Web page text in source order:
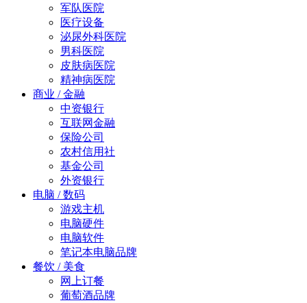
军队医院
医疗设备
泌尿外科医院
男科医院
皮肤病医院
精神病医院
商业 / 金融
中资银行
互联网金融
保险公司
农村信用社
基金公司
外资银行
电脑 / 数码
游戏主机
电脑硬件
电脑软件
笔记本电脑品牌
餐饮 / 美食
网上订餐
葡萄酒品牌